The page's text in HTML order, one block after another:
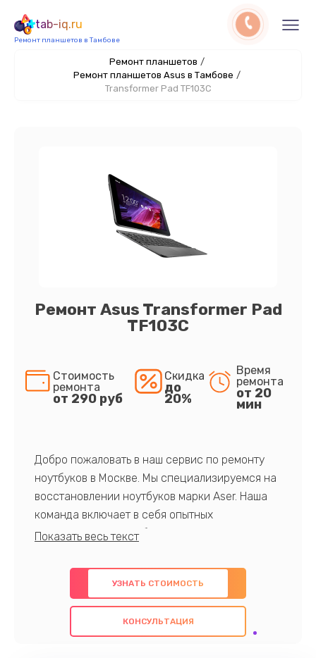
tab-iq.ru
Ремонт планшетов в Тамбове
Ремонт планшетов /
Ремонт планшетов Asus в Тамбове /
Transformer Pad TF103C
Ремонт Asus Transformer Pad
TF103C
Стоимость
ремонта
от 290 руб
Скидка
до
20%
Время
ремонта
от 20
мин
Добро пожаловать в наш сервис по ремонту
ноутбуков в Москве. Мы специализируемся на
восстановлении ноутбуков марки Aser. Наша
команда включает в себя опытных
профессионалов с обширными знаниями и
предлагаем быстрый и качественный ремонт с
использованием оригинальных компонентов, а
также гарантируем качество всех
проведенных работ. Наша цель - предоставить
УЗНАТЬ СТОИМОСТЬ
КОНСУЛЬТАЦИЯ